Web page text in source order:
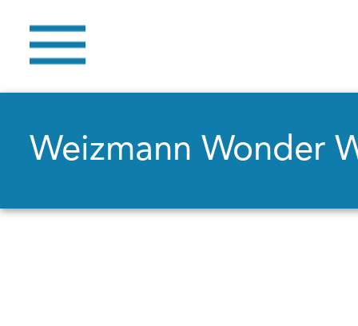
Weizmann Wonder